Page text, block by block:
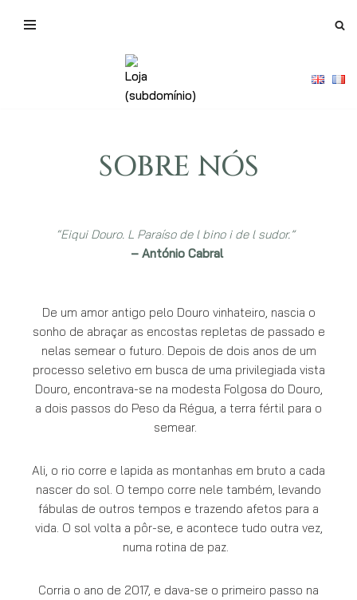
SOBRE NÓS
“Eiqui Douro. L Paraíso de l bino i de l sudor.”
– António Cabral
De um amor antigo pelo Douro vinhateiro, nascia o
sonho de abraçar as encostas repletas de passado e
nelas semear o futuro. Depois de dois anos de um
processo seletivo em busca de uma privilegiada vista
Douro, encontrava-se na modesta Folgosa do Douro,
a dois passos do Peso da Régua, a terra fértil para o
semear.
Ali, o rio corre e lapida as montanhas em bruto a cada
nascer do sol. O tempo corre nele também, levando
fábulas de outros tempos e trazendo afetos para a
vida. O sol volta a pôr-se, e acontece tudo outra vez,
numa rotina de paz.
Corria o ano de 2017, e dava-se o primeiro passo na